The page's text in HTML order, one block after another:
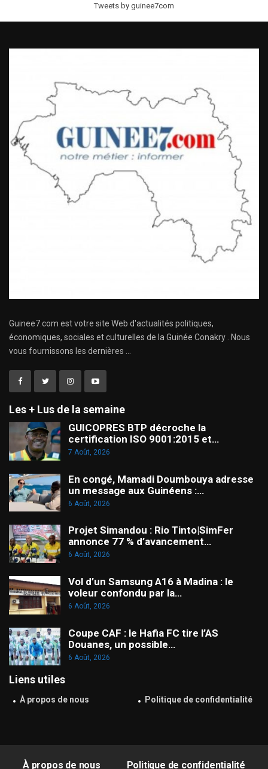
Tweets by guinee7com
Guinee7.com est votre site Web d'actualités politiques,
économiques, sociales et culturelles de la Guinée Conakry . Nous
vous fournissons les dernières ...
Les + Lus de la semaine
GUICOPRES BTP décroche la
certification ISO 9001:2015 et…
7 Août, 2026
En congé, Mamadi Doumbouya adresse
un message aux Guinéens :…
6 Août, 2026
Projet Simandou : Rio Tinto|SimFer
annonce 77 % d’avancement…
6 Août, 2026
Vol d’un Samsung A16 à Madina : le
voleur confondu par la…
6 Août, 2026
Coupe CAF : le Hafia FC tire l’AS
Douanes, un possible…
6 Août, 2026
Liens utiles
À propos de nous Politique de confidentialité
À propos de nous Politique de confidentialité